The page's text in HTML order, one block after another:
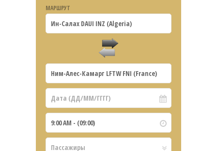
МАРШРУТ